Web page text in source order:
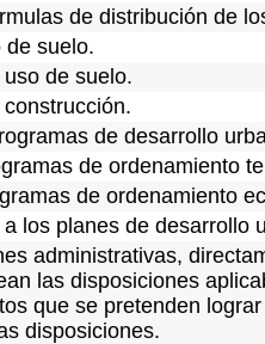
de distribución de
de suelo.
de suelo.
de desarrollo
de ordenamiento
de ordenamiento
los planes de desarrollo
administrativas,
las disposiciones
que se pretenden
disposiciones.